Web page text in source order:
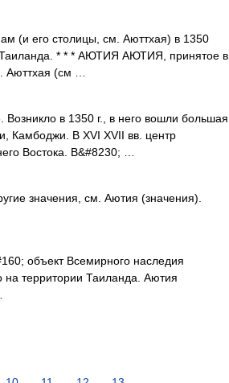
(и его столицы, см. Аюттхая) в 1350
Таиланда. * * * АЮТИЯ АЮТИЯ, принятое в
Аюттхая (см …
в 1350 г., в него вошли большая
Камбоджи. В XVI XVII вв. центр
Востока. В&#8230; …
значения, см. Аютия (значения).
объект Всемирного наследия
территории Таиланда. Аютия